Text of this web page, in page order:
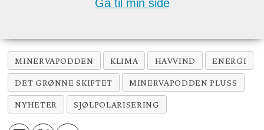
Gå til min side
MINERVAPODDEN KLIMA HAVVIND ENERGI
DET GRØNNE SKIFTET MINERVAPODDEN PLUSS
NYHETER SJØLPOLARISERING